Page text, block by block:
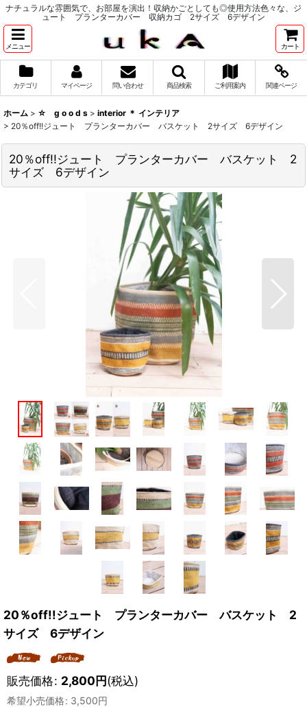
ナチュラルな雰囲気で、お部屋を演出！収納かごとしても◎使用方法色々な、ジ
ュート プランターカバー 収納カゴ 2サイズ 6デザイン
メニュー カート
カテゴリ マイページ 問い合わせ 商品検索 ご利用案内 関連ページ
ホーム > ☆ g o o d s > interior ＊ インテリア
> 20％off!!ジュート プランターカバー バスケット 2サイズ 6デザイン
20％off!!ジュート プランターカバー バスケット 2
サイズ 6デザイン
20％off!!ジュート プランターカバー バスケット 2
サイズ 6デザイン
販売価格: 2,800円(税込)
希望小売価格: 3,500円